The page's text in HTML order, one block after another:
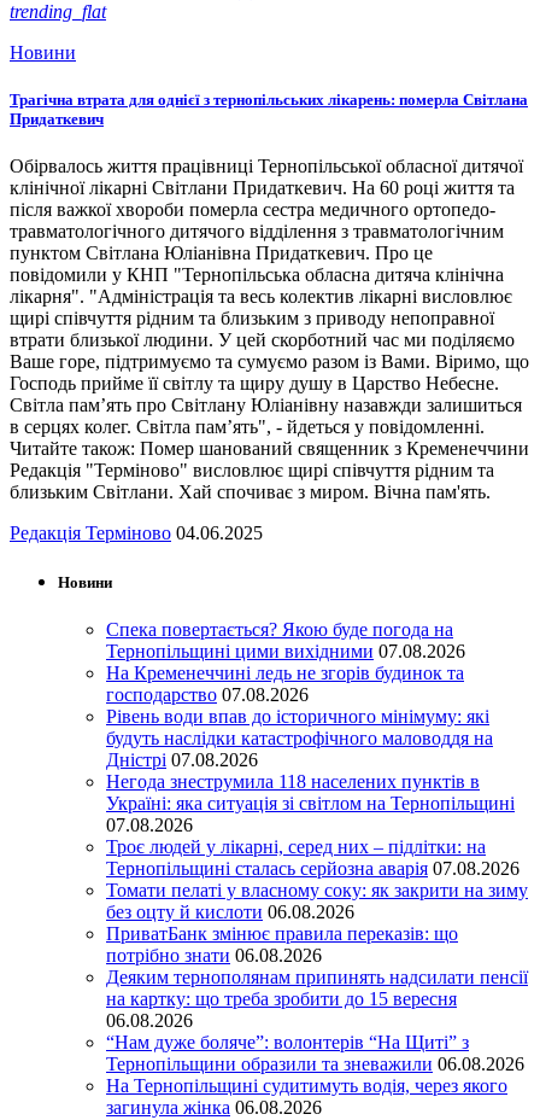
trending_flat
Новини
Трагічна втрата для однієї з тернопільських лікарень: померла Світлана
Придаткевич
Обірвалось життя працівниці Тернопільської обласної дитячої
клінічної лікарні Світлани Придаткевич. На 60 році життя та
після важкої хвороби померла сестра медичного ортопедо-
травматологічного дитячого відділення з травматологічним
пунктом Світлана Юліанівна Придаткевич. Про це
повідомили у КНП "Тернопільська обласна дитяча клінічна
лікарня". "Адміністрація та весь колектив лікарні висловлює
щирі співчуття рідним та близьким з приводу непоправної
втрати близької людини. У цей скорботний час ми поділяємо
Ваше горе, підтримуємо та сумуємо разом із Вами. Віримо, що
Господь прийме її світлу та щиру душу в Царство Небесне.
Світла пам’ять про Світлану Юліанівну назавжди залишиться
в серцях колег. Світла пам’ять", - йдеться у повідомленні.
Читайте також: Помер шанований священник з Кременеччини
Редакція "Терміново" висловлює щирі співчуття рідним та
близьким Світлани. Хай спочиває з миром. Вічна пам'ять.
Редакція Терміново 04.06.2025
Новини
Спека повертається? Якою буде погода на
Тернопільщині цими вихідними 07.08.2026
На Кременеччині ледь не згорів будинок та
господарство 07.08.2026
Рівень води впав до історичного мінімуму: які
будуть наслідки катастрофічного маловоддя на
Дністрі 07.08.2026
Негода знеструмила 118 населених пунктів в
Україні: яка ситуація зі світлом на Тернопільщині
07.08.2026
Троє людей у лікарні, серед них – підлітки: на
Тернопільщині сталась серйозна аварія 07.08.2026
Томати пелаті у власному соку: як закрити на зиму
без оцту й кислоти 06.08.2026
ПриватБанк змінює правила переказів: що
потрібно знати 06.08.2026
Деяким тернополянам припинять надсилати пенсії
на картку: що треба зробити до 15 вересня
06.08.2026
“Нам дуже боляче”: волонтерів “На Щиті” з
Тернопільщини образили та зневажили 06.08.2026
На Тернопільщині судитимуть водія, через якого
загинула жінка 06.08.2026